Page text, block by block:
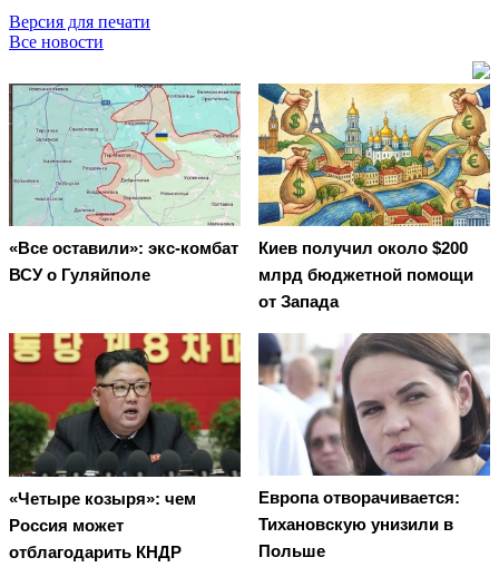
Версия для печати
Все новости
«Все оставили»: экс-комбат
ВСУ о Гуляйполе
Киев получил около $200
млрд бюджетной помощи
от Запада
«Четыре козыря»: чем
Россия может
отблагодарить КНДР
Европа отворачивается:
Тихановскую унизили в
Польше